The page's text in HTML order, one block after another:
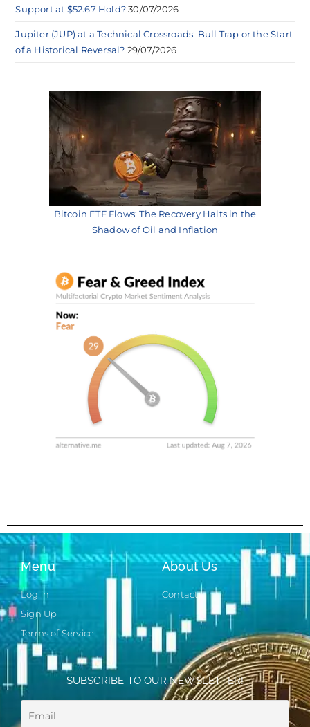
Support at $52.67 Hold? 30/07/2026
Jupiter (JUP) at a Technical Crossroads: Bull Trap or the Start
of a Historical Reversal? 29/07/2026
Bitcoin ETF Flows: The Recovery Halts in the
Shadow of Oil and Inflation
Menu
Log in
Sign Up
Terms of Service
About Us
Contact
SUBSCRIBE TO OUR NEWSLETTER!